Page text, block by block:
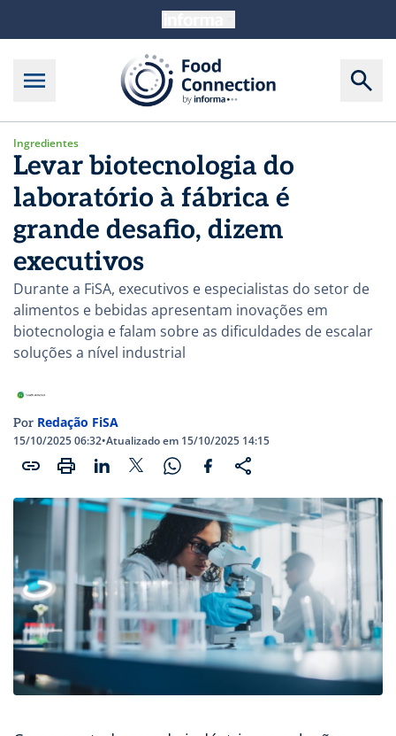
Ingredientes
Levar biotecnologia do
laboratório à fábrica é
grande desafio, dizem
executivos
Durante a FiSA, executivos e especialistas do setor de
alimentos e bebidas apresentam inovações em
biotecnologia e falam sobre as dificuldades de escalar
soluções a nível industrial
Por Redação FiSA
15/10/2025 06:32•Atualizado em 15/10/2025 14:15